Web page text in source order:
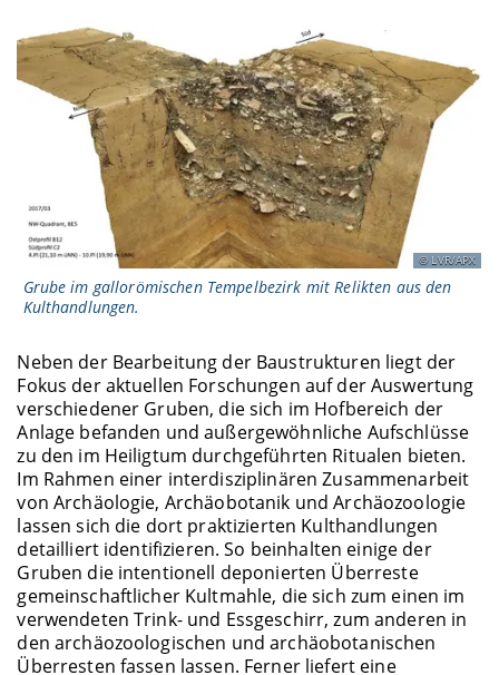
LVR/APX
Grube im gallorömischen Tempelbezirk mit Relikten aus den
Kulthandlungen.
Neben der Bearbeitung der Baustrukturen liegt der
Fokus der aktuellen Forschungen auf der Auswertung
verschiedener Gruben, die sich im Hofbereich der
Anlage befanden und außergewöhnliche Aufschlüsse
zu den im Heiligtum durchgeführten Ritualen bieten.
Im Rahmen einer interdisziplinären Zusammenarbeit
von Archäologie, Archäobotanik und Archäozoologie
lassen sich die dort praktizierten Kulthandlungen
detailliert identifizieren. So beinhalten einige der
Gruben die intentionell deponierten Überreste
gemeinschaftlicher Kultmahle, die sich zum einen im
verwendeten Trink- und Essgeschirr, zum anderen in
den archäozoologischen und archäobotanischen
Überresten fassen lassen. Ferner liefert eine